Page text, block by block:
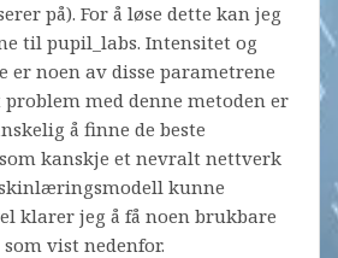
på). For å løse dette kan jeg
til pupil_labs. Intensitet og
er noen av disse parametrene
med denne metoden er
å finne de beste
kanskje et nevralt nettverk
kunne
klarer jeg å få noen brukbare
vist nedenfor.